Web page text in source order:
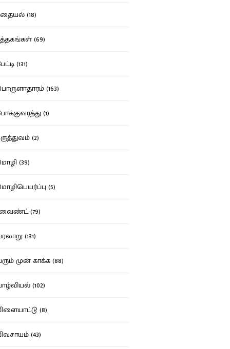
(18)
(69)
(131)
(163)
(1)
(2)
(39)
(5)
(79)
(131)
முன் காக்க (88)
(102)
(8)
(43)